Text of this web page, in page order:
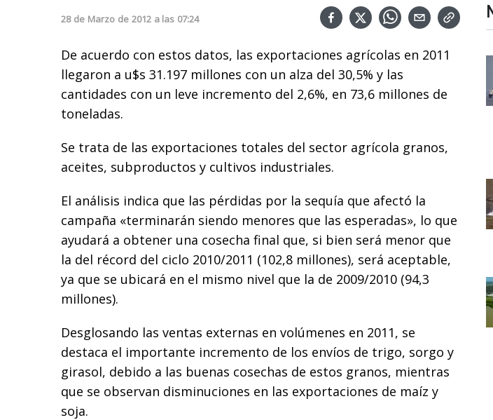
28 de Marzo de 2012 a las 07:24
De acuerdo con estos datos, las exportaciones agrícolas en 2011
llegaron a u$s 31.197 millones con un alza del 30,5% y las
cantidades con un leve incremento del 2,6%, en 73,6 millones de
toneladas.
Se trata de las exportaciones totales del sector agrícola granos,
aceites, subproductos y cultivos industriales.
El análisis indica que las pérdidas por la sequía que afectó la
campaña «terminarán siendo menores que las esperadas», lo que
ayudará a obtener una cosecha final que, si bien será menor que
la del récord del ciclo 2010/2011 (102,8 millones), será aceptable,
ya que se ubicará en el mismo nivel que la de 2009/2010 (94,3
millones).
Desglosando las ventas externas en volúmenes en 2011, se
destaca el importante incremento de los envíos de trigo, sorgo y
girasol, debido a las buenas cosechas de estos granos, mientras
que se observan disminuciones en las exportaciones de maíz y
soja.